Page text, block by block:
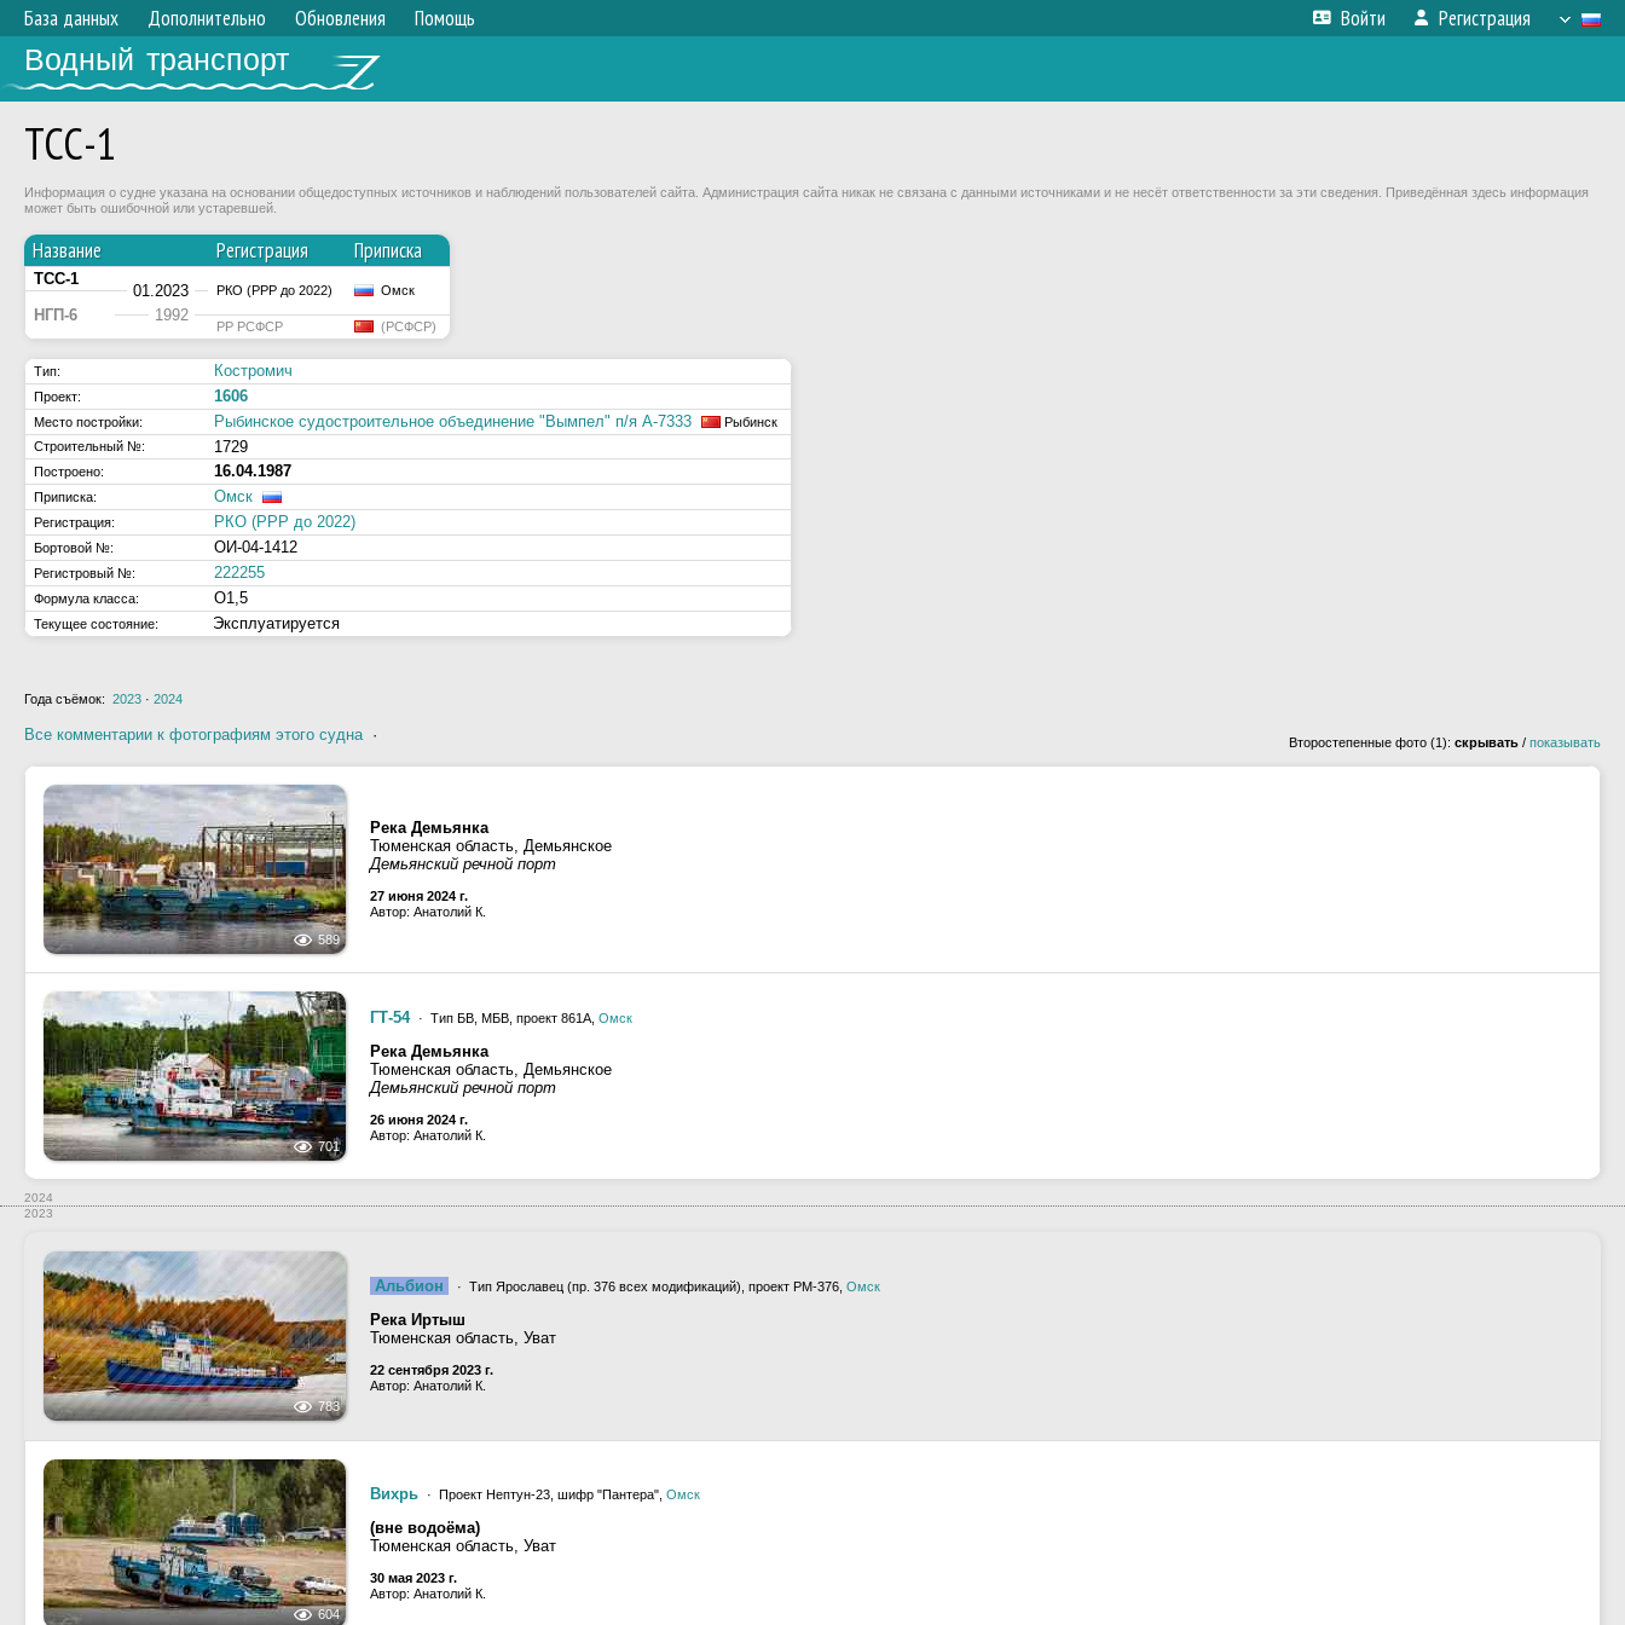
База данных Дополнительно Обновления Помощь Войти Регистрация
Водный транспорт
ТСС-1
Информация о судне указана на основании общедоступных источников и наблюдений пользователей сайта. Администрация сайта никак не связана с данными источниками и не несёт ответственности за эти сведения. Приведённая здесь информация
может быть ошибочной или устаревшей.
Название Регистрация Приписка
ТСС-1
01.2023 РКО (РРР до 2022) Омск
НГП-6 1992
РР РСФСР (РСФСР)
Тип: Костромич
Проект: 1606
Место постройки: Рыбинское судостроительное объединение "Вымпел" п/я А-7333
Рыбинск
Строительный №:
1729
Построено: 16.04.1987
Приписка: Омск
Регистрация: РКО (РРР до 2022)
Бортовой №: ОИ-04-1412
Регистровый №: 222255
Формула класса: О1,5
Текущее состояние: Эксплуатируется
Года съёмок: 2023 · 2024
Все комментарии к фотографиям этого судна· Второстепенные фото (1): скрывать / показывать
589
Река Демьянка
Тюменская область, Демьянское
Демьянский речной порт
27 июня 2024 г.
Автор: Анатолий К.
701
ГТ-54 · Тип БВ, МБВ, проект 861А, Омск
Река Демьянка
Тюменская область, Демьянское
Демьянский речной порт
26 июня 2024 г.
Автор: Анатолий К.
2024
2023
783
Альбион · Тип Ярославец (пр. 376 всех модификаций), проект РМ-376, Омск
Река Иртыш
Тюменская область, Уват
22 сентября 2023 г.
Автор: Анатолий К.
604
Вихрь · Проект Нептун-23, шифр "Пантера", Омск
(вне водоёма)
Тюменская область, Уват
30 мая 2023 г.
Автор: Анатолий К.